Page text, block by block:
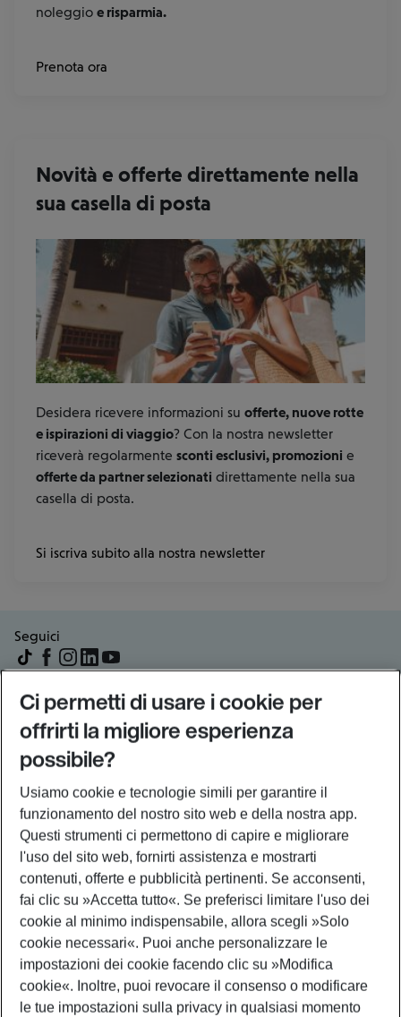
noleggio e risparmia.
Prenota ora
Novità e offerte direttamente nella
sua casella di posta
Desidera ricevere informazioni su offerte, nuove rotte
e ispirazioni di viaggio? Con la nostra newsletter
riceverà regolarmente sconti esclusivi, promozioni e
offerte da partner selezionati direttamente nella sua
casella di posta.
Si iscriva subito alla nostra newsletter
Seguici
Eurowings.
Pagine visitate spesso
Chi siamo
Partner
Voli e rotte popolari
Informazioni legali
Mappa del sito
Condizioni Generali di Trasporto
Tariffario
Tutela dei dati personali
Modifica le impostazioni dei cookie
Crediti
Ci permetti di usare i cookie per
offrirti la migliore esperienza
possibile?
Usiamo cookie e tecnologie simili per garantire il
funzionamento del nostro sito web e della nostra app.
Questi strumenti ci permettono di capire e migliorare
l'uso del sito web, fornirti assistenza e mostrarti
contenuti, offerte e pubblicità pertinenti. Se acconsenti,
fai clic su »Accetta tutto«. Se preferisci limitare l'uso dei
cookie al minimo indispensabile, allora scegli »Solo
cookie necessari«. Puoi anche personalizzare le
impostazioni dei cookie facendo clic su »Modifica
cookie«. Inoltre, puoi revocare il consenso o modificare
le tue impostazioni sulla privacy in qualsiasi momento